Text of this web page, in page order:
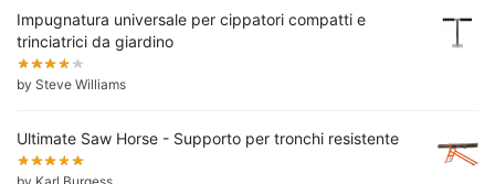
Impugnatura universale per cippatori compatti e
trinciatrici da giardino
by Steve Williams
Ultimate Saw Horse - Supporto per tronchi resistente